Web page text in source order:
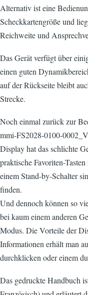
Alternativ ist eine
Scheckkartengröße und
Reichweite und
Das Gerät verfügt über
einen guten
auf der Rückseite bleibt
Strecke.
Noch einmal zurück zur
mmi-FS2028-0100-
Display hat das schlichte
praktische Favoriten-
einem Stand-by-Schalter
finden.
Und dennoch können so
bei kaum einem anderen
Modus. Die Vorteile der
Informationen erhält man
durchklicken oder einem
Das gedruckte Handbuch